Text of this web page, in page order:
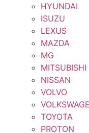
HYUNDAI
ISUZU
LEXUS
MAZDA
MG
MITSUBISHI
NISSAN
VOLVO
TOYOTA
PROTON